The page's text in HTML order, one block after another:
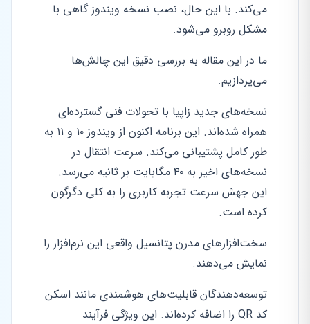
می‌کند. با این حال، نصب نسخه ویندوز گاهی با
مشکل روبرو می‌شود.
ما در این مقاله به بررسی دقیق این چالش‌ها
می‌پردازیم.
نسخه‌های جدید زاپیا با تحولات فنی گسترده‌ای
همراه شده‌اند. این برنامه اکنون از ویندوز ۱۰ و ۱۱ به
طور کامل پشتیبانی می‌کند. سرعت انتقال در
نسخه‌های اخیر به ۴۰ مگابایت بر ثانیه می‌رسد.
این جهش سرعت تجربه کاربری را به کلی دگرگون
کرده است.
سخت‌افزارهای مدرن پتانسیل واقعی این نرم‌افزار را
نمایش می‌دهند.
توسعه‌دهندگان قابلیت‌های هوشمندی مانند اسکن
کد QR را اضافه کرده‌اند. این ویژگی فرآیند